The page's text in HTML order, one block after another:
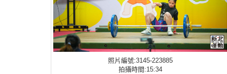
照片編號:3145-223885
拍攝時間:15:34